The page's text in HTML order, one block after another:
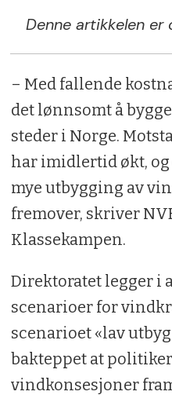
Denne artikkelen er
– Med fallende
det lønnsomt å
steder i Norge.
har imidlertid økt,
mye utbygging av
fremover, skriver
Klassekampen.
Direktoratet legger i
scenarioer for
scenarioet «lav
bakteppet at
vindkonsesjoner